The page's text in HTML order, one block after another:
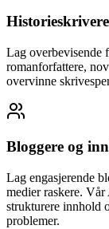
Historieskrivere
Lag overbevisende
romanforfattere,
overvinne
Bloggere og
Lag engasjerende
medier raskere.
strukturere innhold
problemer.